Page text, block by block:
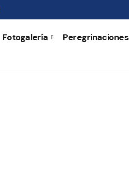
Fotogalería Peregrinaciones